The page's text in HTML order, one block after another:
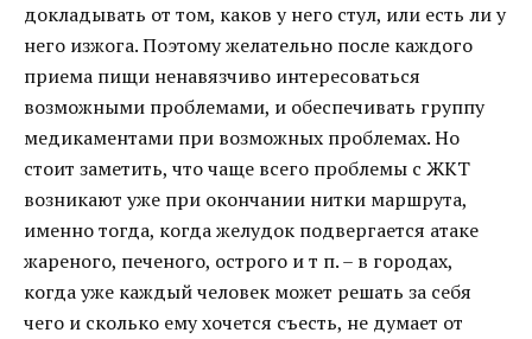
докладывать от том, каков у него стул, или есть ли у
него изжога. Поэтому желательно после каждого
приема пищи ненавязчиво интересоваться
возможными проблемами, и обеспечивать группу
медикаментами при возможных проблемах. Но
стоит заметить, что чаще всего проблемы с ЖКТ
возникают уже при окончании нитки маршрута,
именно тогда, когда желудок подвергается атаке
жареного, печеного, острого и т п. – в городах,
когда уже каждый человек может решать за себя
чего и сколько ему хочется съесть, не думает от